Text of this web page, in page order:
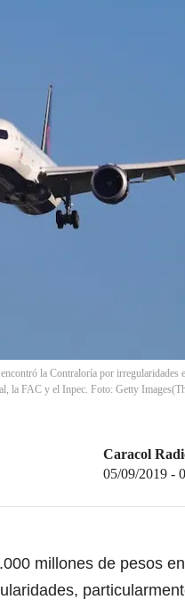
la Contraloría por irregularidades
la FAC y el Inpec. Foto: Getty Images(
Caracol
05/09/2019 -
millones de pesos